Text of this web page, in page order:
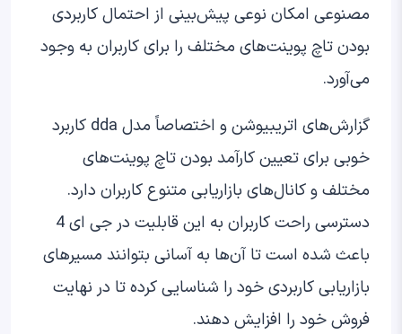
مصنوعی امکان نوعی پیش‌بینی از احتمال کاربردی
بودن تاچ پوینت‌های مختلف را برای کاربران به وجود
می‌آورد.
گزارش‌های اتریبیوشن و اختصاصاً مدل‌ dda کاربرد
خوبی برای تعیین کارآمد بودن تاچ پوینت‌های
مختلف و کانال‌های بازاریابی متنوع کاربران دارد.
دسترسی راحت کاربران به این قابلیت در جی ای 4
باعث شده است تا آن‌ها به آسانی بتوانند مسیرهای
بازاریابی کاربردی خود را شناسایی کرده تا در نهایت
فروش خود را افزایش دهند.